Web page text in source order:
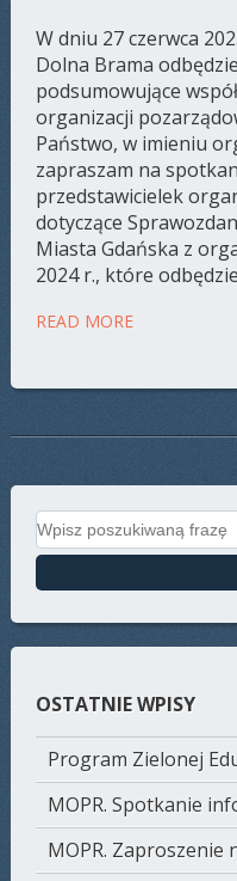
W dniu 27 czerwca
Dolna Brama
podsumowujące
organizacji
Państwo, w imieniu
zapraszam na
przedstawicielek
dotyczące
Miasta Gdańska z
2024 r., które
READ MORE
Search for:
OSTATNIE WPISY
Program Zielonej
MOPR. Spotkanie
MOPR. Zaproszenie